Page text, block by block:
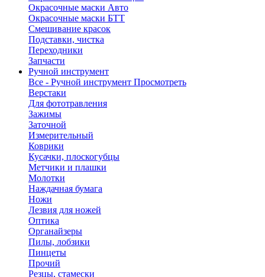
Окрасочные маски Авто
Окрасочные маски БТТ
Смешивание красок
Подставки, чистка
Переходники
Запчасти
Ручной инструмент
Все - Ручной инструмент Просмотреть
Верстаки
Для фототравления
Зажимы
Заточной
Измерительный
Коврики
Кусачки, плоскогубцы
Метчики и плашки
Молотки
Наждачная бумага
Ножи
Лезвия для ножей
Оптика
Органайзеры
Пилы, лобзики
Пинцеты
Прочий
Резцы, стамески